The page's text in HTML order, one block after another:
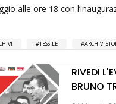
alle ore 18 con
TESSILE ARCHIVI
RIVEDI
BRUNO